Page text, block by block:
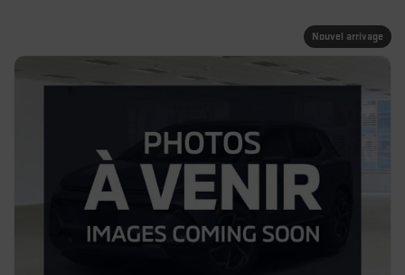
Nouvel arrivage